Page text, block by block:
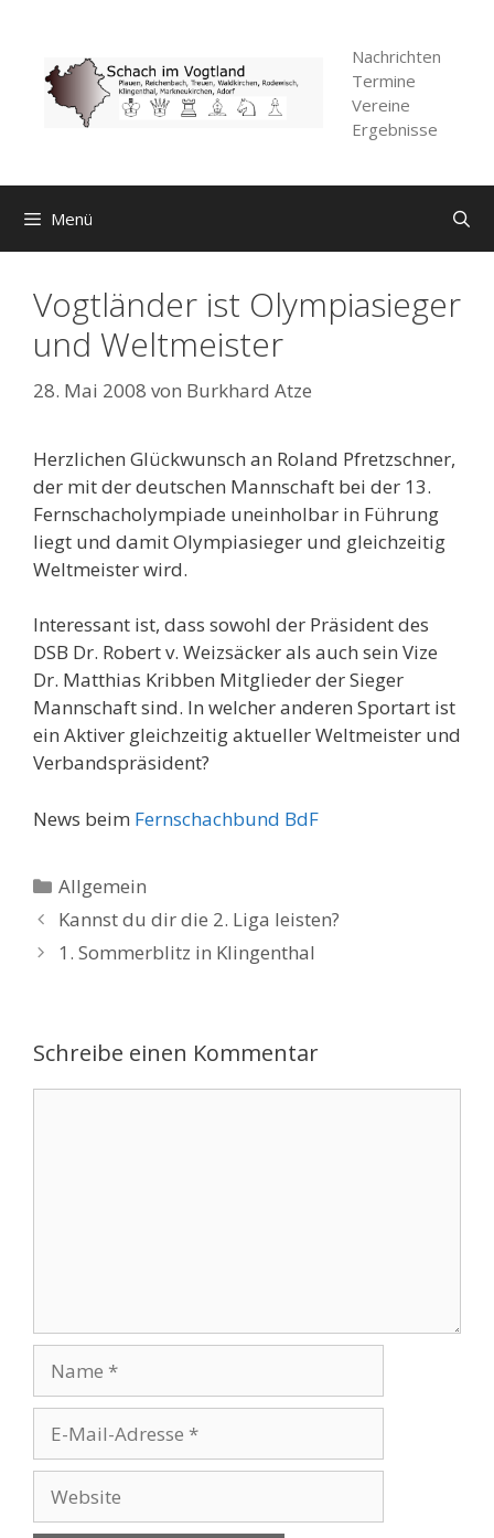
springen
Nachrichten
Termine
Vereine
Ergebnisse
Menü
Vogtländer ist Olympiasieger
und Weltmeister
28. Mai 2008 von Burkhard Atze
Herzlichen Glückwunsch an Roland Pfretzschner,
der mit der deutschen Mannschaft bei der 13.
Fernschacholympiade uneinholbar in Führung
liegt und damit Olympiasieger und gleichzeitig
Weltmeister wird.
Interessant ist, dass sowohl der Präsident des
DSB Dr. Robert v. Weizsäcker als auch sein Vize
Dr. Matthias Kribben Mitglieder der Sieger
Mannschaft sind. In welcher anderen Sportart ist
ein Aktiver gleichzeitig aktueller Weltmeister und
Verbandspräsident?
News beim Fernschachbund BdF
Kategorien
Allgemein
Kannst du dir die 2. Liga leisten?
1. Sommerblitz in Klingenthal
Schreibe einen Kommentar
Mail-
Adresse